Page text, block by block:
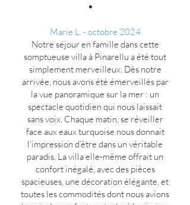
Marie L. - octobre 2024
Notre séjour en famille dans cette
somptueuse villa à Pinarellu a été tout
simplement merveilleux. Dès notre
arrivée, nous avons été émerveillés par
la vue panoramique sur la mer : un
spectacle quotidien qui nous laissait
sans voix. Chaque matin, se réveiller
face aux eaux turquoise nous donnait
l’impression d’être dans un véritable
paradis. La villa elle-même offrait un
confort inégalé, avec des pièces
spacieuses, une décoration élégante, et
toutes les commodités dont nous avions